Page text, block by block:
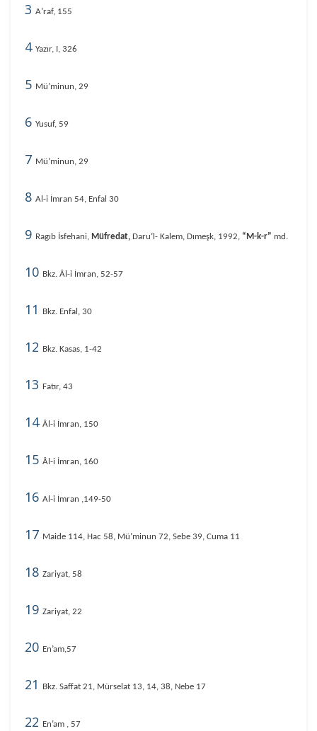
3 A’raf, 155
4 Yazır, I, 326
5 Mü’minun, 29
6 Yusuf, 59
7 Mü’minun, 29
8 Al-i İmran 54, Enfal 30
9 Ragıb İsfehani, Müfredat, Daru’l- Kalem, Dımeşk, 1992, “M-k-r” md.
10 Bkz. Âl-i İmran, 52-57
11 Bkz. Enfal, 30
12 Bkz. Kasas, 1-42
13 Fatır, 43
14 Âl-i İmran, 150
15 Âl-i İmran, 160
16 Al-i İmran ,149-50
17 Maide 114, Hac 58, Mü’minun 72, Sebe 39, Cuma 11
18 Zariyat, 58
19 Zariyat, 22
20 En’am,57
21 Bkz. Saffat 21, Mürselat 13, 14, 38, Nebe 17
22 En’am , 57